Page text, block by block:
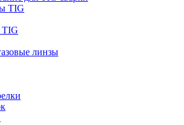
TIG
TIG
линзы